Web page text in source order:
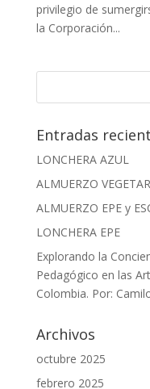
privilegio de
la Corporación...
Entradas
LONCHERA AZUL
ALMUERZO
ALMUERZO EPE y
LONCHERA EPE
Explorando la
Pedagógico en las
Colombia. Por:
Archivos
octubre 2025
febrero 2025